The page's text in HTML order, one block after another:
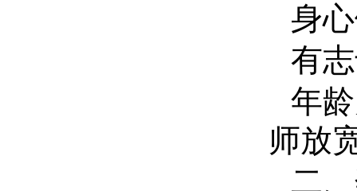
身
有
年
师放
二